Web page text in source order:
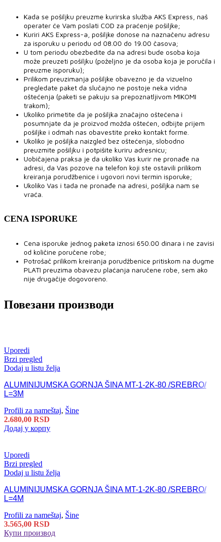
Kada se pošiljku preuzme kurirska služba AKS Express, naš
operater će Vam poslati COD za praćenje pošiljke;
Kuriri AKS Express-a, pošiljke donose na naznačenu adresu
za isporuku u periodu od 08.00 do 19.00 časova;
U tom periodu obezbedite da na adresi bude osoba koja
može preuzeti pošiljku (poželjno je da osoba koja je poručila i
preuzme isporuku);
Prilikom preuzimanja pošiljke obavezno je da vizuelno
pregledate paket da slučajno ne postoje neka vidna
oštećenja (paketi se pakuju sa prepoznatljivom MIKOMI
trakom);
Ukoliko primetite da je pošiljka značajno oštećena i
posumnjate da je proizvod možda oštećen, odbijte prijem
pošiljke i odmah nas obavestite preko kontakt forme.
Ukoliko je pošiljka naizgled bez oštećenja, slobodno
preuzmite pošiljku i potpišite kuriru adresnicu;
Uobičajena praksa je da ukoliko Vas kurir ne pronađe na
adresi, da Vas pozove na telefon koji ste ostavili prilikom
kreiranja porudžbenice i ugovori novi termin isporuke;
Ukoliko Vas i tada ne pronađe na adresi, pošiljka nam se
vraća.
CENA ISPORUKE
Cena isporuke jednog paketa iznosi 650.00 dinara i ne zavisi
od količine poručene robe;
Potrošač prilikom kreiranja porudžbenice pritiskom na dugme
PLATI preuzima obavezu plaćanja naručene robe, sem ako
nije drugačije dogovoreno.
Повезани производи
Uporedi
Brzi pregled
Dodaj u listu želja
ALUMINIJUMSKA GORNJA ŠINA MT-1-2K-80 /SREBRO/
L=3M
Profili za nameštaj, Šine
2.680,00 RSD
Додај у корпу
Uporedi
Brzi pregled
Dodaj u listu želja
ALUMINIJUMSKA GORNJA ŠINA MT-1-2K-80 /SREBRO/
L=4M
Profili za nameštaj, Šine
3.565,00 RSD
Купи производ